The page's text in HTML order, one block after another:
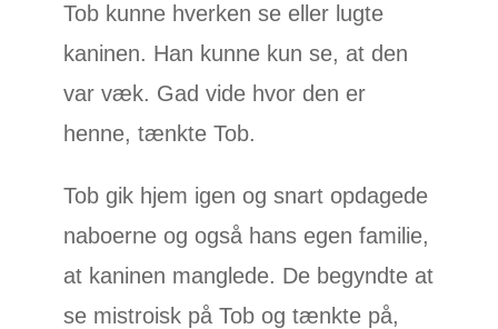
Tob kunne hverken se eller lugte
kaninen. Han kunne kun se, at den
var væk. Gad vide hvor den er
henne, tænkte Tob.
Tob gik hjem igen og snart opdagede
naboerne og også hans egen familie,
at kaninen manglede. De begyndte at
se mistroisk på Tob og tænkte på,